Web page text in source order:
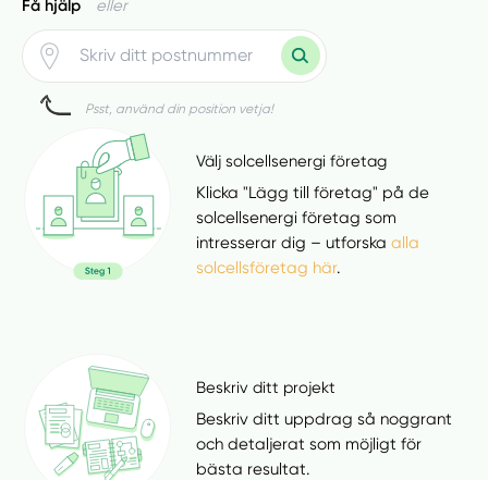
Få hjälp eller
Psst, använd din position vetja!
Välj solcellsenergi företag
Klicka "Lägg till företag" på de
solcellsenergi företag som
intresserar dig – utforskaalla
solcellsföretag här.
Beskriv ditt projekt
Beskriv ditt uppdrag så noggrant
och detaljerat som möjligt för
bästa resultat.